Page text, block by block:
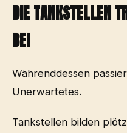
DIE TANKSTELLEN
BEI
Währenddessen
Unerwartetes.
Tankstellen bilden